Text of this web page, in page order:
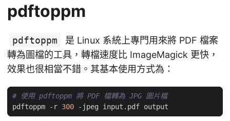
pdftoppm
pdftoppm
是 Linux 系統上專門用來將 PDF 檔案
轉為圖檔的工具，轉檔速度比 ImageMagick 更快，
效果也很相當不錯。其基本使用方式為：
# 使用 pdftoppm 將 PDF 檔轉為 JPG 圖片檔
pdftoppm -r 300